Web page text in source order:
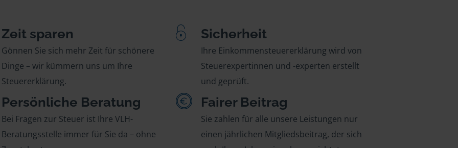
Zeit sparen
Gönnen Sie sich mehr Zeit für schönere
Dinge – wir kümmern uns um Ihre
Steuererklärung.
Sicherheit
Ihre Einkommensteuererklärung wird von
Steuerexpertinnen und -experten erstellt
und geprüft.
Persönliche Beratung
Bei Fragen zur Steuer ist Ihre VLH-
Beratungsstelle immer für Sie da – ohne
Fairer Beitrag
Sie zahlen für alle unsere Leistungen nur
einen jährlichen Mitgliedsbeitrag, der sich